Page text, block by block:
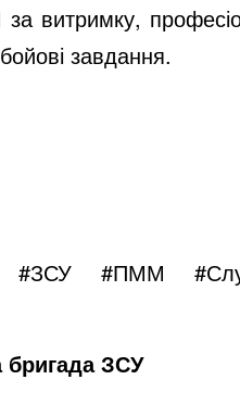
завдання.
#ЗСУ #ПММ
бригада ЗСУ